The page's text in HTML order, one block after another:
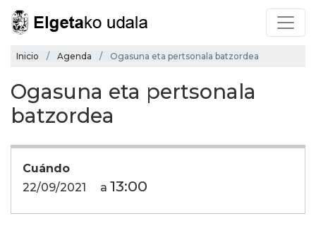
Inicio Agenda Ogasuna eta pertsonala batzordea
Ogasuna eta pertsonala
batzordea
Cuándo
22/09/2021
a 13:00